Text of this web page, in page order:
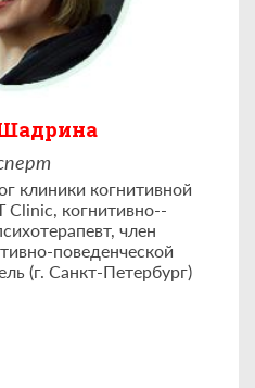
клиники когнитивной
Clinic, когнитивно-­
член
­поведенческой
(г. Санкт-Петербург)